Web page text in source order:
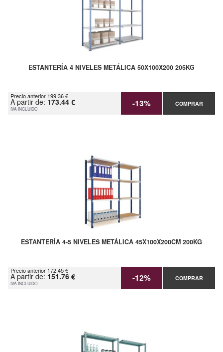
ESTANTERÍA 4 NIVELES METÁLICA 50X100X200 205KG
Precio anterior 199.36 €
A partir de: 173.44 €
IVA INCLUIDO -13% COMPRAR
ESTANTERÍA 4-5 NIVELES METÁLICA 45X100X200CM 200KG
Precio anterior 172.45 €
A partir de: 151.76 €
IVA INCLUIDO -12% COMPRAR